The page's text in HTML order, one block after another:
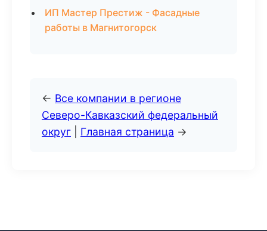
ИП Мастер Престиж - Фасадные
работы в Магнитогорск
← Все компании в регионе
Северо-Кавказский федеральный
округ
Главная страница →